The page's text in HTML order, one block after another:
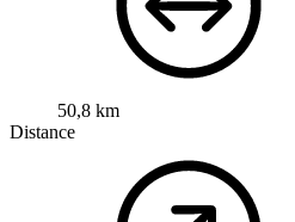
50,8 km
Distance